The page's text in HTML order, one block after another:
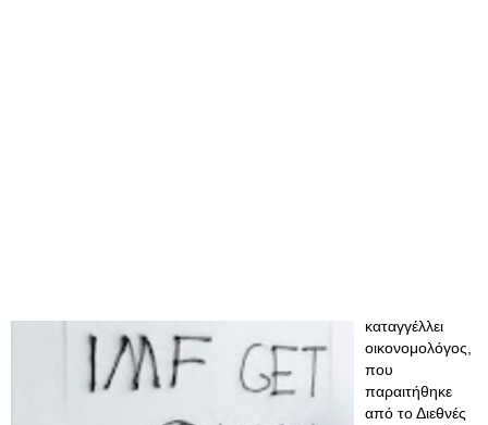
καταγγέλλει
οικονομολόγος,
που
παραιτήθηκε
από το Διεθνές